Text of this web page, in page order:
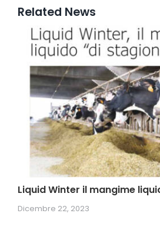
Related News
Liquid Winter il mangime
Dicembre 22, 2023